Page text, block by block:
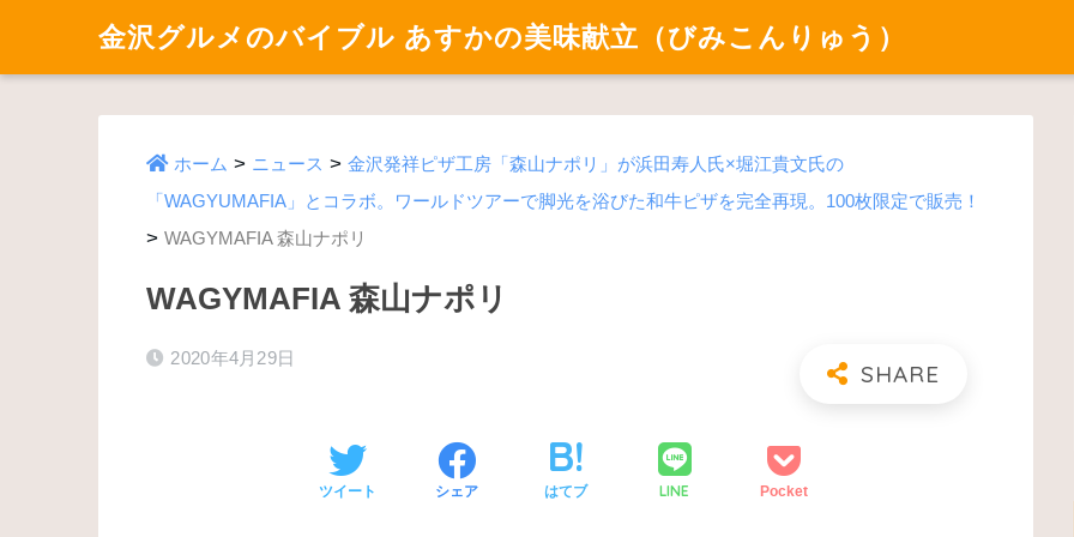
金沢グルメのバイブル あすかの美味献立（びみこんりゅう）
ホーム > ニュース > 金沢発祥ピザ工房「森山ナポリ」が浜田寿人氏×堀江貴文氏の
「WAGYUMAFIA」とコラボ。ワールドツアーで脚光を浴びた和牛ピザを完全再現。100枚限定で販売！
> WAGYMAFIA 森山ナポリ
WAGYMAFIA 森山ナポリ
2020年4月29日
ツイート シェア はてブ LINE Pocket